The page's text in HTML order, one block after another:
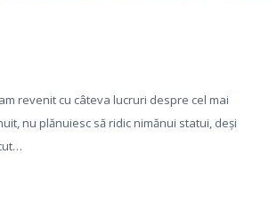
revenit cu câteva lucruri despre cel mai
nu plănuiesc să ridic nimănui statui, deși